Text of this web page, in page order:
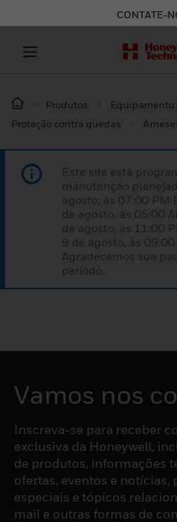
CONTATE-
Produtos
Equipamento
Proteção contra quedas
Este site está
manutenção
agosto, às 07:00 PM
de agosto, às 05:00
de agosto, às 11:00
9 de agosto, às 09:00
Agradecemos sua
período.
Vamos nos
Inscreva-se para receber
exclusiva da Honeywell,
de produtos, informações
ofertas, eventos e notícias,
especiais e tópicos
mail e outras formas de